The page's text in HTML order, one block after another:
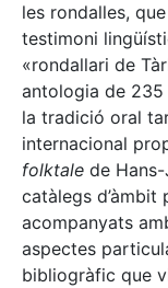
les rondalles,
testimoni
«rondallari de
antologia de
la tradició oral
internacional
folktale de
catàlegs d’àmbit
acompanyats
aspectes
bibliogràfic que